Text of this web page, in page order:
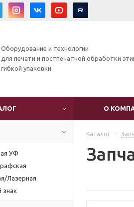
Оборудование и технологии
для печати и постпечатной обработки
гибкой упаковки
О
УФ
Лазерная
знак
Каталог -